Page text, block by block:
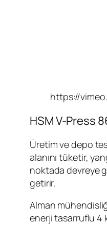
https://
HSM V-Press
Üretim ve depo
alanını tüketir,
noktada devreye
getirir.
Alman
enerji tasarruflu 4